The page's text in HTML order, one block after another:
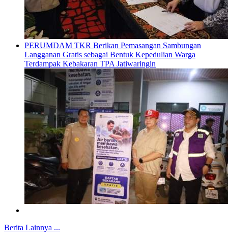
PERUMDAM TKR Berikan Pemasangan Sambungan
Langganan Gratis sebagai Bentuk Kepedulian Warga
Terdampak Kebakaran TPA Jatiwaringin
Berita Lainnya ...